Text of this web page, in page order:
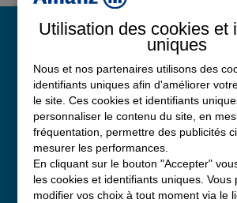
4,8/5
Note de 4.8 sur 5
Avis Google
Note de satisfaction
client chez Allianz
Utilisation des cookies et
uniques
Nous et nos partenaires utilisons des
identifiants uniques afin d'améliorer
le site. Ces cookies et identifiants
personnaliser le contenu du site, en
fréquentation, permettre des publicités
mesurer les performances.
En cliquant sur le bouton "Accepter"
les cookies et identifiants uniques. Vous
modifier vos choix à tout moment via le